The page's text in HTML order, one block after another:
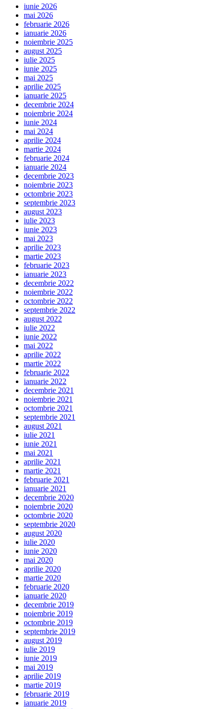
iunie 2026
mai 2026
februarie 2026
ianuarie 2026
noiembrie 2025
august 2025
iulie 2025
iunie 2025
mai 2025
aprilie 2025
ianuarie 2025
decembrie 2024
noiembrie 2024
iunie 2024
mai 2024
aprilie 2024
martie 2024
februarie 2024
ianuarie 2024
decembrie 2023
noiembrie 2023
octombrie 2023
septembrie 2023
august 2023
iulie 2023
iunie 2023
mai 2023
aprilie 2023
martie 2023
februarie 2023
ianuarie 2023
decembrie 2022
noiembrie 2022
octombrie 2022
septembrie 2022
august 2022
iulie 2022
iunie 2022
mai 2022
aprilie 2022
martie 2022
februarie 2022
ianuarie 2022
decembrie 2021
noiembrie 2021
octombrie 2021
septembrie 2021
august 2021
iulie 2021
iunie 2021
mai 2021
aprilie 2021
martie 2021
februarie 2021
ianuarie 2021
decembrie 2020
noiembrie 2020
octombrie 2020
septembrie 2020
august 2020
iulie 2020
iunie 2020
mai 2020
aprilie 2020
martie 2020
februarie 2020
ianuarie 2020
decembrie 2019
noiembrie 2019
octombrie 2019
septembrie 2019
august 2019
iulie 2019
iunie 2019
mai 2019
aprilie 2019
martie 2019
februarie 2019
ianuarie 2019